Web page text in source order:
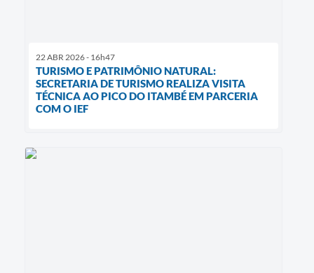
22 ABR 2026 - 16h47
TURISMO E PATRIMÔNIO NATURAL:
SECRETARIA DE TURISMO REALIZA VISITA
TÉCNICA AO PICO DO ITAMBÉ EM PARCERIA
COM O IEF